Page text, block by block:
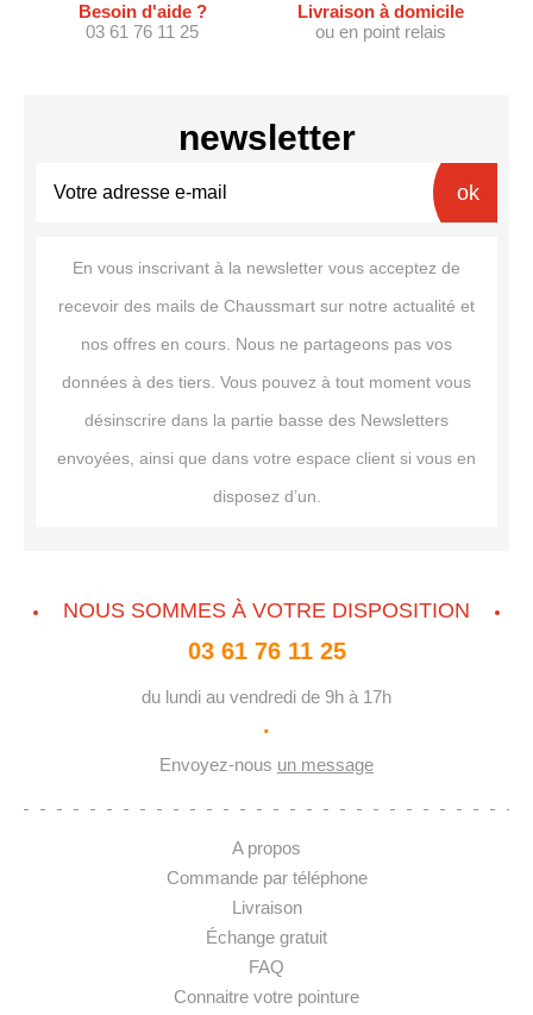
Besoin d'aide ?
03 61 76 11 25
Livraison à domicile
ou en point relais
newsletter
ok
En vous inscrivant à la newsletter vous acceptez de
recevoir des mails de Chaussmart sur notre actualité et
nos offres en cours. Nous ne partageons pas vos
données à des tiers. Vous pouvez à tout moment vous
désinscrire dans la partie basse des Newsletters
envoyées, ainsi que dans votre espace client si vous en
disposez d’un.
NOUS SOMMES À VOTRE DISPOSITION
03 61 76 11 25
du lundi au vendredi de 9h à 17h
·
Envoyez-nous un message
A propos
Commande par téléphone
Livraison
Échange gratuit
FAQ
Connaitre votre pointure